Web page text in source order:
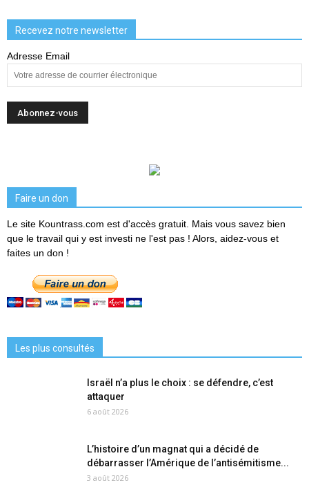
Recevez notre newsletter
Adresse Email
Faire un don
Le site Kountrass.com est d'accès gratuit. Mais vous savez bien
que le travail qui y est investi ne l'est pas ! Alors, aidez-vous et
faites un don !
Les plus consultés
Israël n’a plus le choix : se défendre, c’est
attaquer
6 août 2026
L’histoire d’un magnat qui a décidé de
débarrasser l’Amérique de l’antisémitisme...
3 août 2026